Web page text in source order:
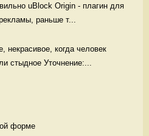
uBlock Origin - плагин для
раньше т...
некрасивое, когда человек
стыдное Уточнение:...
форме